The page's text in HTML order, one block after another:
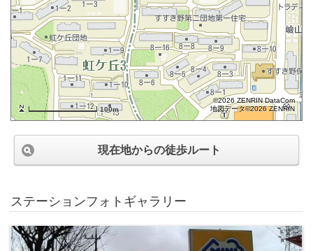
100m
©2026 ZENRIN DataCom
地図データ©2026 ZENRIN
現在地からの徒歩ルート
ステーションフォトギャラリー